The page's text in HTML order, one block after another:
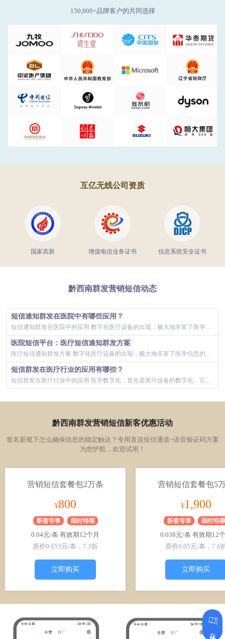
150,000+品牌客户的共同选择
互亿无线公司资质
国家高新 增值电信业务证书 信息系统安全证书
黔西南群发营销短信动态
短信通知群发在医院中有哪些应用？
短信通知群发在医院中的应用 数字化医疗设备的出现，极大地丰富了医学信息的内涵和容量。我们所说的数字化医疗设备，即数据采集、处理、存储、传输...
医院短信平台：医疗短信通知群发方案
医疗短信通知群发方案 数字化医疗设备的出现，极大地丰富了医学信息的内涵和容量。数字化医学的基本特点：医疗设备数字化、医疗设备网络化、医院管...
短信群发在医疗行业的应用有哪些？
短信群发在医疗行业中的应用 医学数字化，首先是医疗设备的数字化，它是数字化医疗的基础。手机因特网、大数据、可穿戴设备等新兴技术推动了健康管...
黔西南群发营销短信新客优惠活动
签名新规下怎么确保信息的稳定触达？专用直连短信通道+语音验证码方案
为您护航，欢迎试用！
营销短信套餐包2万条
¥800
0.04元/条 有效期12个月
原价0.055元/条，7.3折
立即购买
营销短信套餐包5
¥1,900
0.038元/条 有效期12
原价0.05元/条，7.6
立即购买
在线咨询